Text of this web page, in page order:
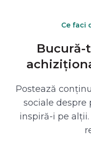
Ce faci
Bucură-
Postează
sociale despre
inspiră-i pe